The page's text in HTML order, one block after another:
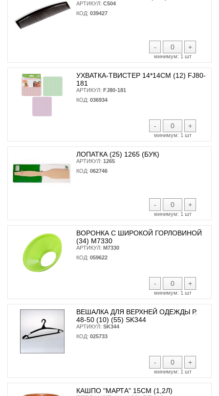
АРТИКУЛ: С504
КОД: 039427
- +
минимум: 1 шт
УХВАТКА-ТВИСТЕР 14*14СМ (12) FJ80-
181
АРТИКУЛ: FJ80-181
КОД: 036934
- +
минимум: 1 шт
ЛОПАТКА (25) 1265 (БУК)
АРТИКУЛ: 1265
КОД: 062746
- +
минимум: 1 шт
ВОРОНКА С ШИРОКОЙ ГОРЛОВИНОЙ
(34) М7330
АРТИКУЛ: М7330
КОД: 059622
- +
минимум: 1 шт
ВЕШАЛКА ДЛЯ ВЕРХНЕЙ ОДЕЖДЫ Р.
48-50 (10) (55) SK344
АРТИКУЛ: SK344
КОД: 025733
- +
минимум: 1 шт
КАШПО "МАРТА" 15СМ (1,2Л)